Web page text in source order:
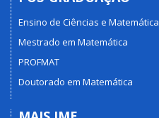
Ensino de Ciências e Matemática
Mestrado em Matemática
PROFMAT
Doutorado em Matemática